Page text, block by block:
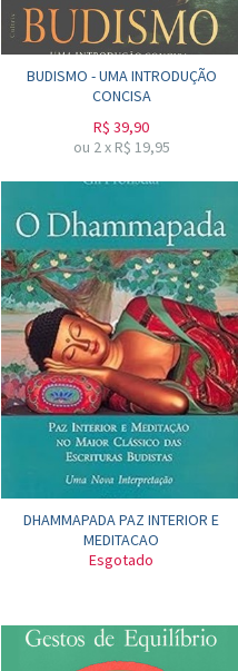
BUDISMO - UMA INTRODUÇÃO
CONCISA
R$ 39,90
ou 2x R$ 19,95
DHAMMAPADA PAZ INTERIOR E
MEDITACAO
Esgotado